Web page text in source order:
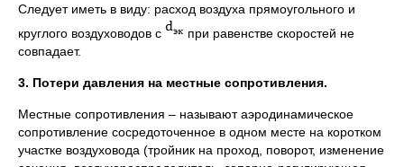
Следует иметь в виду: расход воздуха прямоугольного и
круглого воздуховодов с
при равенстве скоростей не
совпадает.
3. Потери давления на местные сопротивления.
Местные сопротивления – называют аэродинамическое
сопротивление сосредоточенное в одном месте на коротком
участке воздуховода (тройник на проход, поворот, изменение